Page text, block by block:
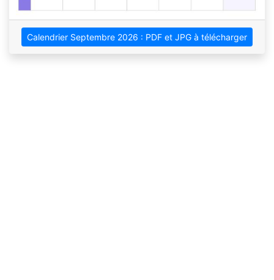
Calendrier Septembre 2026 : PDF et JPG à télécharger